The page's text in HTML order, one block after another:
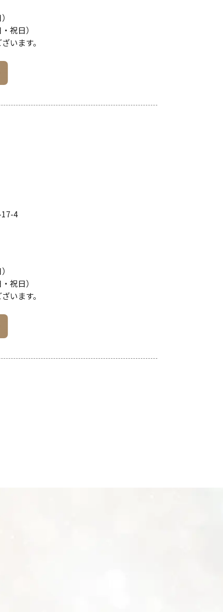
祝日）
います。
4
祝日）
います。